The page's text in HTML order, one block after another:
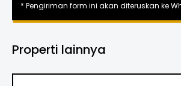
* Pengiriman form ini akan diteruskan ke
Properti lainnya